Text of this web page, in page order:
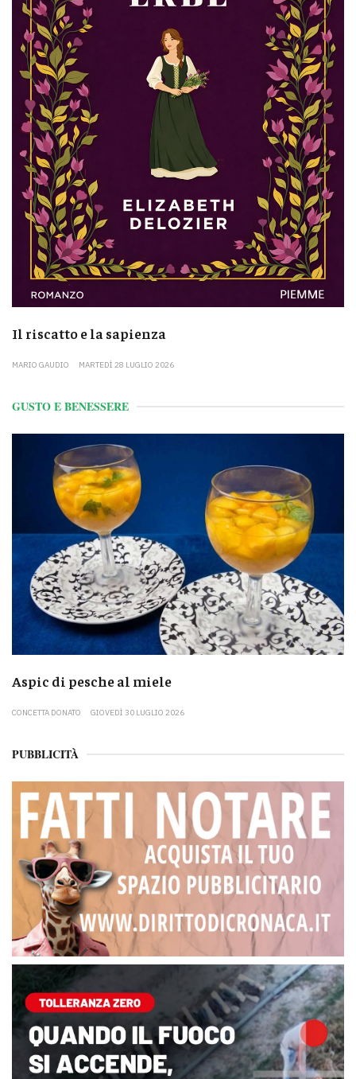
Il riscatto e la sapienza
MARIO GAUDIO MARTEDÌ 28 LUGLIO 2026
GUSTO E BENESSERE
Aspic di pesche al miele
CONCETTA DONATO GIOVEDÌ 30 LUGLIO 2026
PUBBLICITÀ